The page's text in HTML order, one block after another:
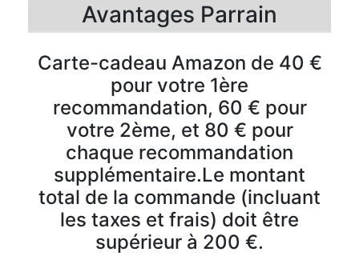
Avantages Parrain
Carte-cadeau Amazon de 40 €
pour votre 1ère
recommandation, 60 € pour
votre 2ème, et 80 € pour
chaque recommandation
supplémentaire.Le montant
total de la commande (incluant
les taxes et frais) doit être
supérieur à 200 €.